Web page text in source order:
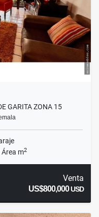
GARITA ZONA 15
Área m2
Venta
US$800,000USD